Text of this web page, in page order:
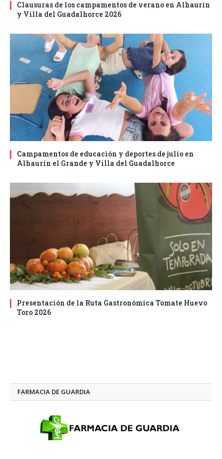
Clausuras de los campamentos de verano en Alhaurín
y Villa del Guadalhorce 2026
Campamentos de educación y deportes de julio en
Alhaurín el Grande y Villa del Guadalhorce
Presentación de la Ruta Gastronómica Tomate Huevo
Toro 2026
FARMACIA DE GUARDIA